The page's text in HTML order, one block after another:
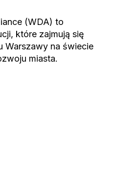
(WDA) to
które zajmują się
Warszawy na świecie
miasta.